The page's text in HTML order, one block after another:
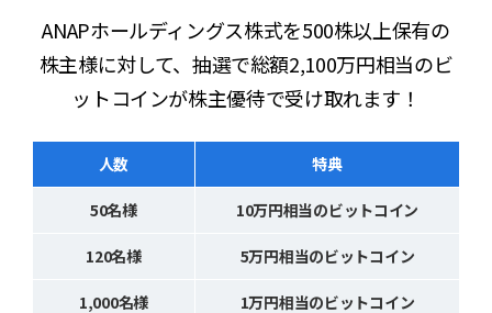
ANAPホールディングス株式を500株以上保有の
株主様に対して、抽選で総額2,100万円相当のビ
ットコインが株主優待で受け取れます！
人数 特典
50名様 10万円相当のビットコイン
120名様 5万円相当のビットコイン
1,000名様 1万円相当のビットコイン